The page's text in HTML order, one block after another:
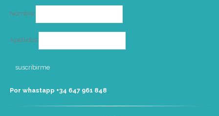
Nombre
Apellidos
Por whastapp +34 ‭647 961 848‬